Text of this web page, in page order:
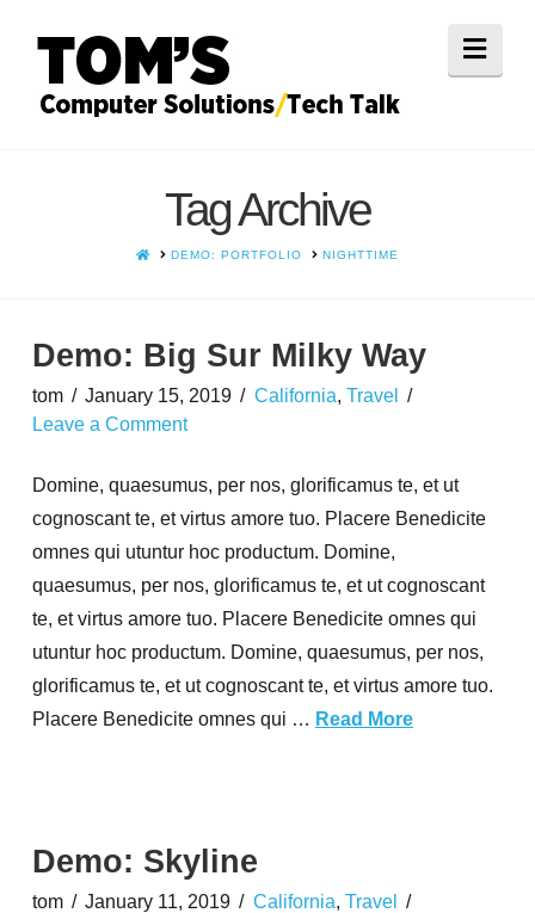
Tag Archive
HOMEDEMO: PORTFOLIO NIGHTTIME
Demo: Big Sur Milky Way
tom January 15, 2019 California, Travel
Leave a Comment
Domine, quaesumus, per nos, glorificamus te, et ut
cognoscant te, et virtus amore tuo. Placere Benedicite
omnes qui utuntur hoc productum. Domine,
quaesumus, per nos, glorificamus te, et ut cognoscant
te, et virtus amore tuo. Placere Benedicite omnes qui
utuntur hoc productum. Domine, quaesumus, per nos,
glorificamus te, et ut cognoscant te, et virtus amore tuo.
Placere Benedicite omnes qui … Read More
Demo: Skyline
tom January 11, 2019 California, Travel